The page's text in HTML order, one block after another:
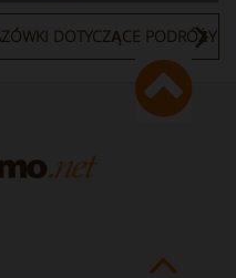
DOTYCZĄCE PODRÓŻY